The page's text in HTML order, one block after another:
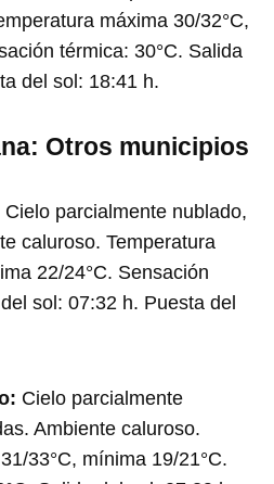
máxima 30/32°C,
térmica: 30°C. Salida
del sol: 18:41 h.
Otros municipios
Cielo parcialmente nublado,
caluroso. Temperatura
22/24°C. Sensación
sol: 07:32 h. Puesta del
Cielo parcialmente
Ambiente caluroso.
33°C, mínima 19/21°C.